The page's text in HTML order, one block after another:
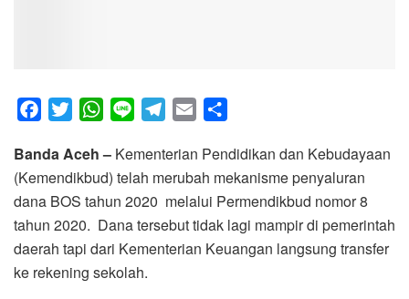
c
e
b
o
o
k
i
t
t
e
r
W
a
t
s
A
p
p
n
e
l
e
g
r
a
a
i
l
a
r
e
Banda Aceh – Kementerian Pendidikan dan Kebudayaan
(Kemendikbud) telah merubah mekanisme penyaluran
dana BOS tahun 2020 melalui Permendikbud nomor 8
tahun 2020. Dana tersebut tidak lagi mampir di pemerintah
daerah tapi dari Kementerian Keuangan langsung transfer
ke rekening sekolah.